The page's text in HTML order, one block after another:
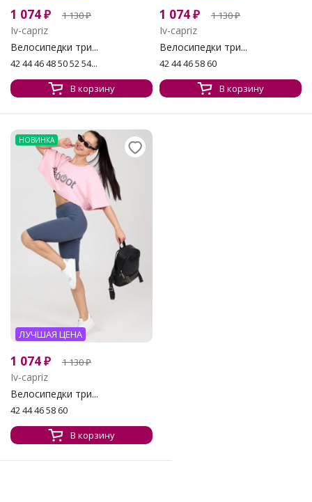
1 074₽ 1 130₽
Iv-capriz
Велосипедки три...
42 44 46 48 50 52 54...
В корзину
1 074₽ 1 130₽
Iv-capriz
Велосипедки три...
42 44 46 58 60
В корзину
НОВИНКА
ЛУЧШАЯ ЦЕНА
1 074₽ 1 130₽
Iv-capriz
Велосипедки три...
42 44 46 58 60
В корзину